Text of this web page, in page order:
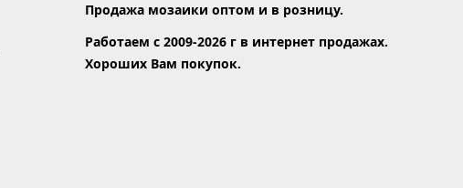
Продажа мозаики оптом и в розницу.
Работаем с 2009-2026 г в интернет продажах.
Хороших Вам покупок.